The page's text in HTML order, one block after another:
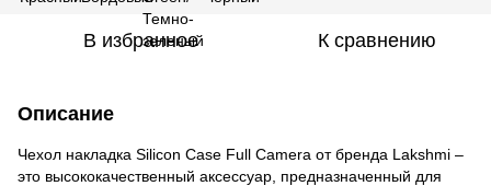
В избранное К сравнению
Описание
Чехол накладка Silicon Case Full Camera от бренда Lakshmi –
это высококачественный аксессуар, предназначенный для